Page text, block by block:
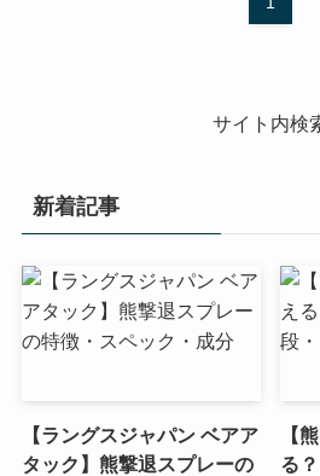
サイト内検
新着記事
【ラングスジャパン ベアア
タック】熊撃退スプレーの
【
る